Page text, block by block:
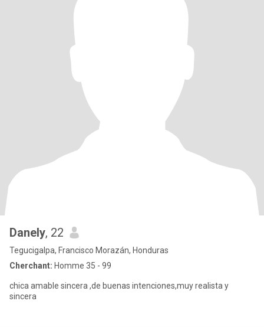
Danely, 22
Tegucigalpa, Francisco Morazán, Honduras
Cherchant: Homme 35 - 99
chica amable sincera ,de buenas intenciones,muy realista y
sincera